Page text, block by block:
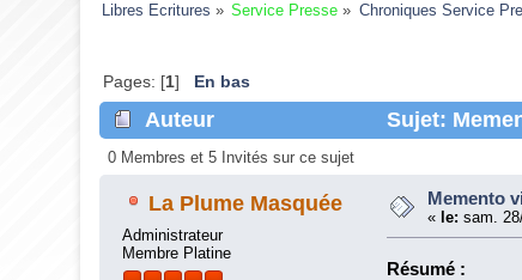
Libres Ecritures » Service Presse » Chroniques Service
Pages: [1] En bas
Auteur Sujet:
0 Membres et 5 Invités sur ce sujet
La Plume Masquée
Administrateur
Membre Platine
Memento
« le: sam.
Résumé :